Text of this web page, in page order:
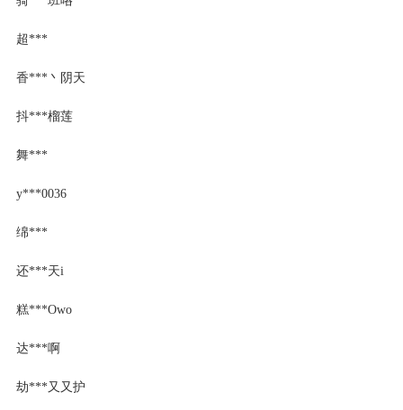
超***
香***丶阴天
抖***榴莲
舞***
y***0036
绵***
还***天i
糕***Owo
达***啊
劫***又又护